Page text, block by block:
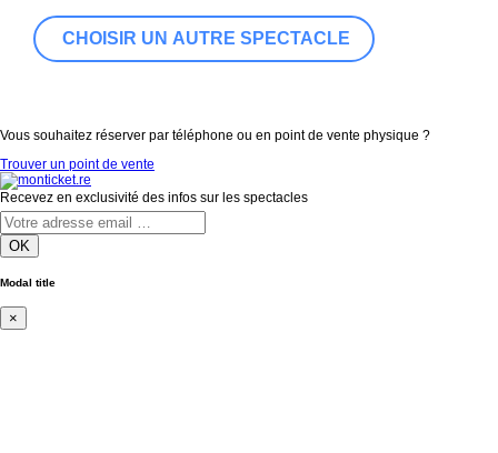
Vous souhaitez réserver par téléphone ou en point de vente physique ?
Trouver un point de vente
Recevez en exclusivité des infos sur les spectacles
OK
Modal title
×